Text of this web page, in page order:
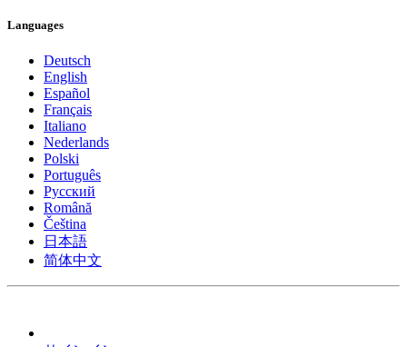
Languages
Deutsch
English
Español
Français
Italiano
Nederlands
Polski
Português
Pусский
Română
Čeština
日本語
简体中文